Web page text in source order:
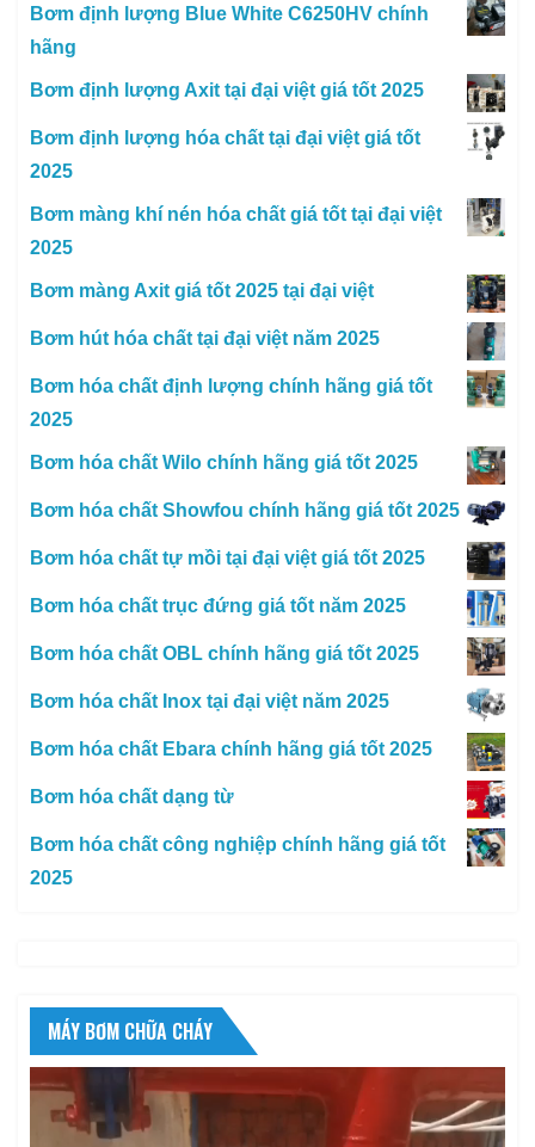
Bơm định lượng Blue White C6250HV chính
hãng
Bơm định lượng Axit tại đại việt giá tốt 2025
Bơm định lượng hóa chất tại đại việt giá tốt
2025
Bơm màng khí nén hóa chất giá tốt tại đại việt
2025
Bơm màng Axit giá tốt 2025 tại đại việt
Bơm hút hóa chất tại đại việt năm 2025
Bơm hóa chất định lượng chính hãng giá tốt
2025
Bơm hóa chất Wilo chính hãng giá tốt 2025
Bơm hóa chất Showfou chính hãng giá tốt 2025
Bơm hóa chất tự mồi tại đại việt giá tốt 2025
Bơm hóa chất trục đứng giá tốt năm 2025
Bơm hóa chất OBL chính hãng giá tốt 2025
Bơm hóa chất Inox tại đại việt năm 2025
Bơm hóa chất Ebara chính hãng giá tốt 2025
Bơm hóa chất dạng từ
Bơm hóa chất công nghiệp chính hãng giá tốt
2025
MÁY BƠM CHỮA CHÁY
Trình
chơi